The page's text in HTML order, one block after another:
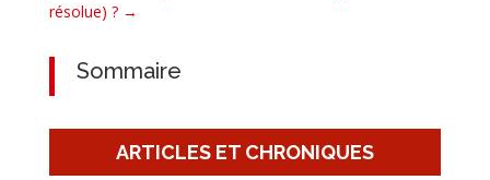
résolue) ?→
Sommaire
ARTICLES ET CHRONIQUES